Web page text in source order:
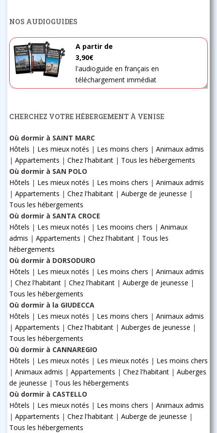
NOS AUDIOGUIDES
A partir de
3,90€
l'audioguide en français en
téléchargement immédiat
CHERCHEZ VOTRE HÉBERGEMENT À VENISE
Où dormir à SAINT MARC
Hôtels | Les mieux notés | Les moins chers | Animaux admis
| Appartements | Chez l'habitant | Tous les hébergements
Où dormir à SAN POLO
Hôtels | Les mieux notés | Les moins chers | Animaux admis
| Appartements | Chez l'habitant | Auberge de jeunesse |
Tous les hébergements
Où dormir à SANTA CROCE
Hôtels | Les mieux notés | Les mooins chers | Animaux
admis | Appartements | Chez l'habitant | Tous les
hébergements
Où dormir à DORSODURO
Hôtels | Les mieux notés | Les moins chers | Animaux admis
| Chez l'habitant | Chez l'habitant | Auberge de jeunesse |
Tous les hébergements
Où dormir à la GIUDECCA
Hôtels | Les mieux notés | Les moins chers | Animaux admis
| Appartements | Chez l'habitant | Auberges de jeunesse |
Tous les hébergements
Où dormir à CANNAREGIO
Hôtels | Les mieux notés | Les mieux notés | Les moins chers
| Animaux admis | Appartements | Chez l'habitant | Auberges
de jeunesse | Tous les hébergements
Où dormir à CASTELLO
Hôtels | Les mieux notés | Les moins chers | Animaux admis
| Appartements | Chez l'habitant | Auberge de jeunesse |
Tous les hébergements